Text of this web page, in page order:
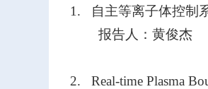
1. 自主等离子体控制
报告人：黄俊杰
2. Real-time Plasma